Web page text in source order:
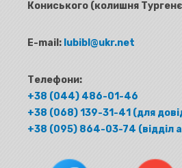
Кониського (колишня
E-mail: lubibl@ukr.net
Телефони:
+38 (044) 486-01-46
+38 (068) 139-31-41 (для
+38 (095) 864-03-74 (відділ